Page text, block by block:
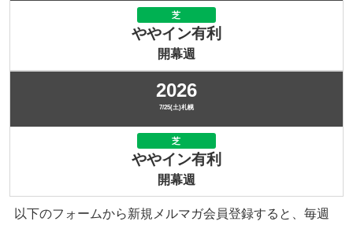
芝
ややイン有利
開幕週
2026
7/25(土)札幌
芝
ややイン有利
開幕週
以下のフォームから新規メルマガ会員登録すると、毎週